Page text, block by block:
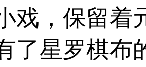
戏，保留着
了星罗棋布